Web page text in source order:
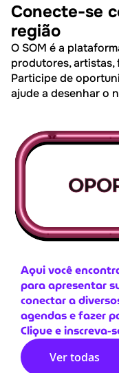
Conecte-se
região
O SOM é a
produtores, artistas,
Participe de
ajude a desenhar o
Aqui você
para apresentar
conectar a
agendas e fazer
Clique e inscreva-
Ver todas